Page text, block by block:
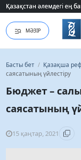
ҮААЖ тарифі екі есеге
МӘЗІР
Басты бет / Қазақша
саясатының үйлестіру
Бюджет –
саясатының
15 қаңтар, 2021